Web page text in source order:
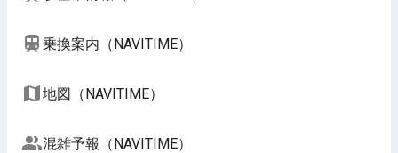
乗換案内（NAVITIME）
地図（NAVITIME）
混雑予報（NAVITIME）